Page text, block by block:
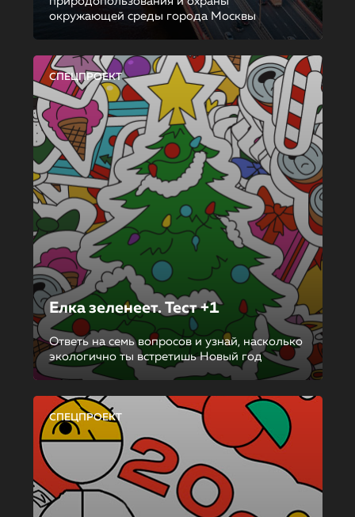
окружающей среды города Москвы
СПЕЦПРОЕКТ
Елка зеленеет. Тест +1
Ответь на семь вопросов и узнай, насколько
экологично ты встретишь Новый год
СПЕЦПРОЕКТ